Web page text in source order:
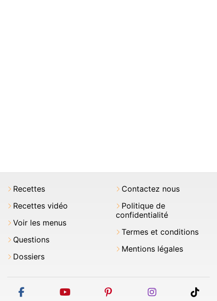
Recettes
Recettes vidéo
Voir les menus
Questions
Dossiers
Contactez nous
Politique de
confidentialité
Termes et conditions
Mentions légales
facebook youtube pinterest instagram